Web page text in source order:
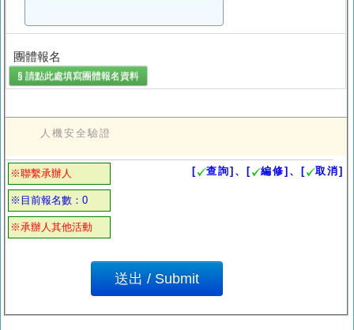
團體報名
§ 請點此處填寫團體報名 資料
人機安全驗證
※聯繫承辦人
※目前報名數：0
※承辦人其他活動
[ 查詢]、[ 編修]、[ 取消]